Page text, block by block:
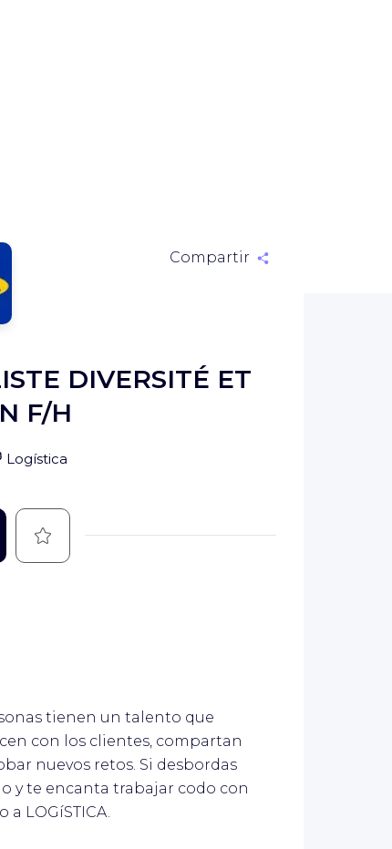
Compartir
DIVERSITÉ ET
F/H
Logística
Guardar
tienen un talento que
con los clientes, compartan
nuevos retos. Si desbordas
y te encanta trabajar codo con
LOGíSTICA.